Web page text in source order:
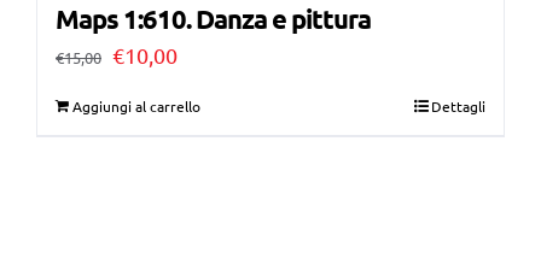
Maps 1:610. Danza e pittura
€15,00 Il
€10,00Il
Aggiungi al carrello Dettagli